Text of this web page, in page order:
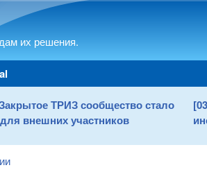
их решения.
ТРИЗ сообщество стало
внешних участников